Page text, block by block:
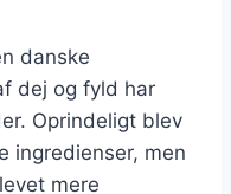
danske
dej og fyld har
Oprindeligt blev
ingredienser, men
mere